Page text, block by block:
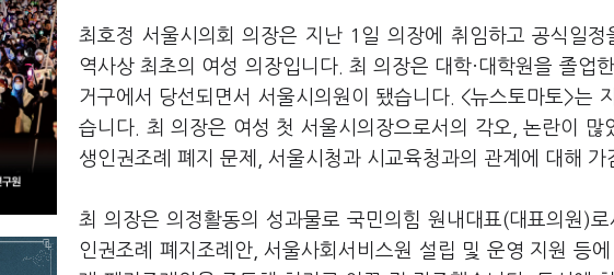
최호정 서울시의회 의장은 지난 1일 의장에 취임하고 공식일
역사상 최초의 여성 의장입니다. 최 의장은 대학·대학원을 졸
거구에서 당선되면서 서울시의원이 됐습니다. <뉴스토마토>는
습니다. 최 의장은 여성 첫 서울시의장으로서의 각오, 논란이
생인권조례 폐지 문제, 서울시청과 시교육청과의 관계에 대해
최 의장은 의정활동의 성과물로 국민의힘 원내대표(대표의원)
인권조례 폐지조례안, 서울사회서비스원 설립 및 운영 지원 등